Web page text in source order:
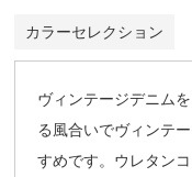
カラーセレクション
ヴィンテージデニム
る風合いでヴィンテ
すめです。ウレタンコ